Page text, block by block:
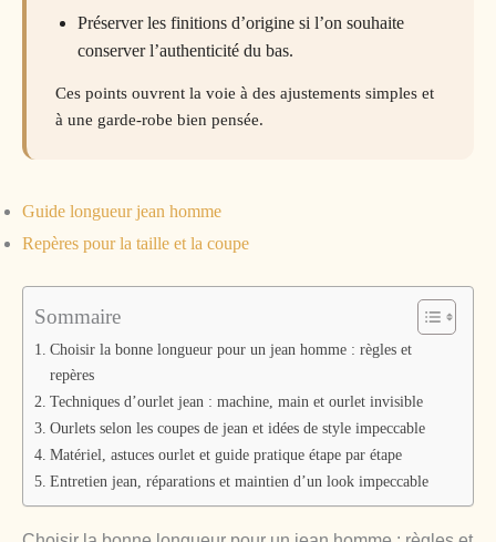
Préserver les finitions d’origine si l’on souhaite
conserver l’authenticité du bas.
Ces points ouvrent la voie à des ajustements simples et
à une garde-robe bien pensée.
Guide longueur jean homme
Repères pour la taille et la coupe
Sommaire
Choisir la bonne longueur pour un jean homme : règles et
repères
Techniques d’ourlet jean : machine, main et ourlet invisible
Ourlets selon les coupes de jean et idées de style impeccable
Matériel, astuces ourlet et guide pratique étape par étape
Entretien jean, réparations et maintien d’un look impeccable